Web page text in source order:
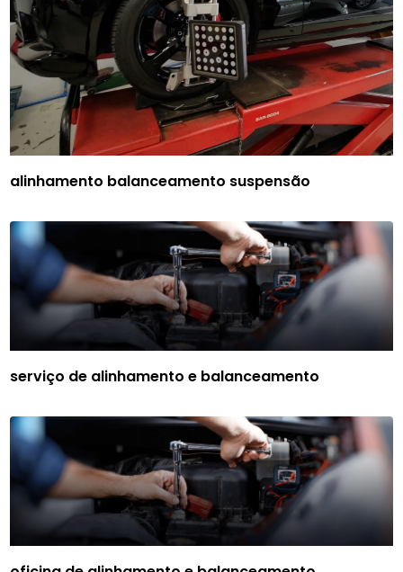
alinhamento balanceamento suspensão
serviço de alinhamento e balanceamento